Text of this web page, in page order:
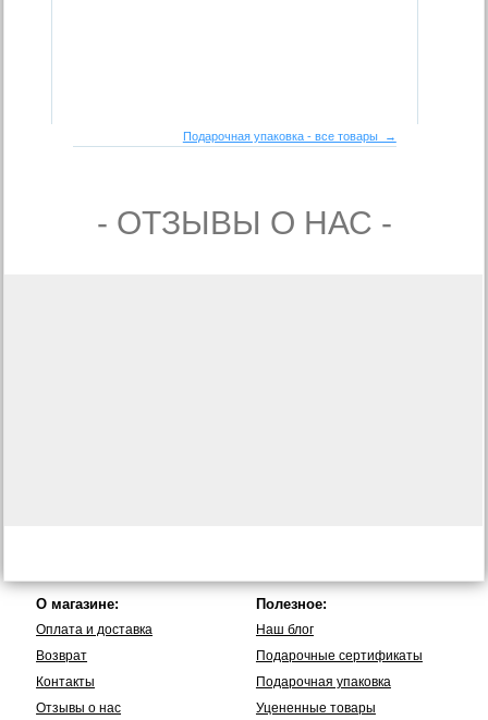
Подарочная упаковка - все товары →
- ОТЗЫВЫ О НАС -
О магазине:
Оплата и доставка
Возврат
Контакты
Отзывы о нас
Полезное:
Наш блог
Подарочные сертификаты
Подарочная упаковка
Уцененные товары